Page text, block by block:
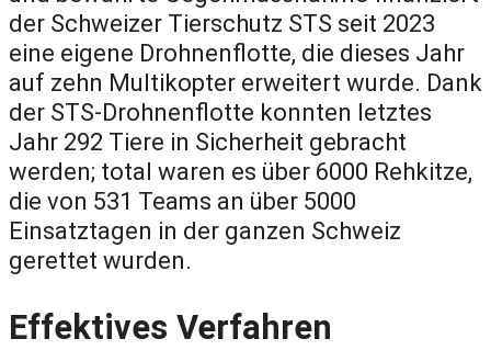
der Schweizer Tierschutz STS seit 2023
eine eigene Drohnenflotte, die dieses Jahr
auf zehn Multikopter erweitert wurde. Dank
der STS-Drohnenflotte konnten letztes
Jahr 292 Tiere in Sicherheit gebracht
werden; total waren es über 6000 Rehkitze,
die von 531 Teams an über 5000
Einsatztagen in der ganzen Schweiz
gerettet wurden.
Effektives Verfahren